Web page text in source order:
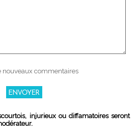
nouveaux commentaires
injurieux ou diffamatoires seront